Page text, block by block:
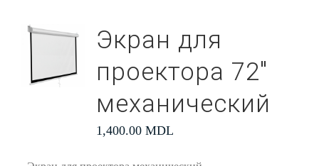
Экран для
проектора 72″
механический
1,400.00 MDL